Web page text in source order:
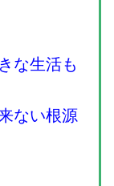
な生活も
ない根源